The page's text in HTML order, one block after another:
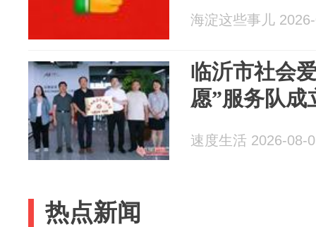
海淀这些事儿
临沂市社会
愿”服务队成
速度生活 2026-08-
热点新闻